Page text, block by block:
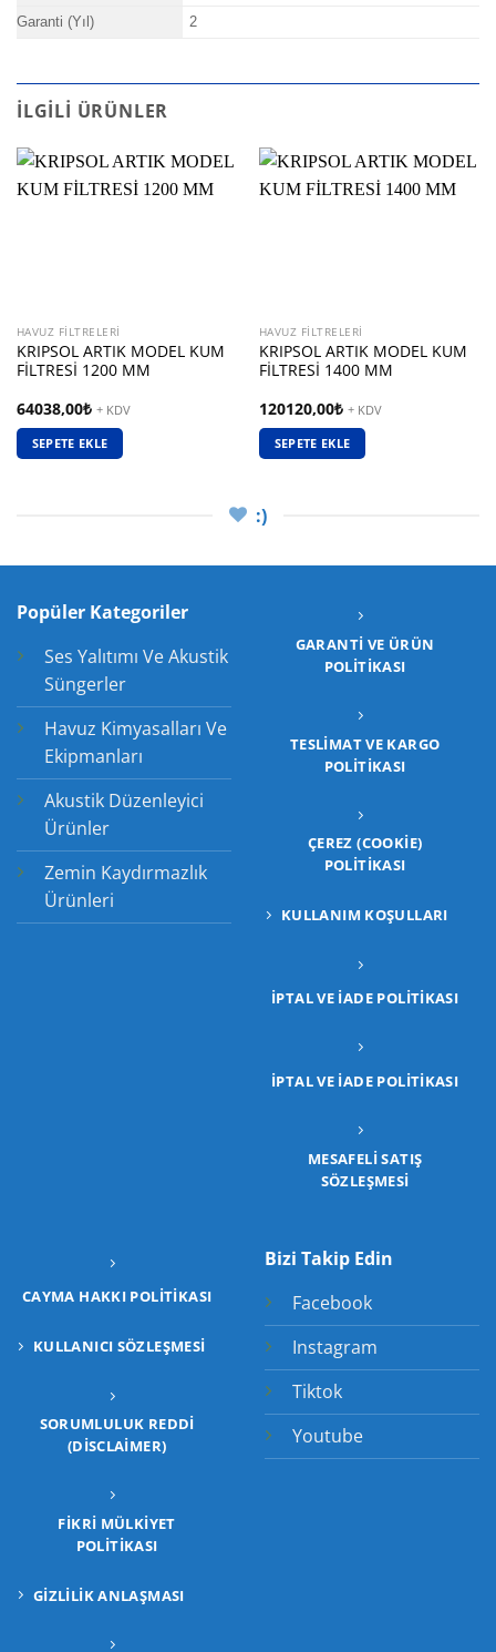
Garanti (Yıl) 2
İLGILI ÜRÜNLER
HAVUZ FILTRELERI
KRIPSOL ARTIK MODEL KUM
FİLTRESİ 1200 MM
64038,00₺ + KDV
SEPETE EKLE
HAVUZ FILTRELERI
KRIPSOL ARTIK MODEL KUM
FİLTRESİ 1400 MM
120120,00₺ + KDV
SEPETE EKLE
:)
Popüler Kategoriler
Ses Yalıtımı Ve Akustik
Süngerler
Havuz Kimyasalları Ve
Ekipmanları
Akustik Düzenleyici
Ürünler
Zemin Kaydırmazlık
Ürünleri
GARANTI VE ÜRÜN
POLITIKASI
TESLIMAT VE KARGO
POLITIKASI
ÇEREZ (COOKIE)
POLITIKASI
KULLANIM KOŞULLARI
İPTAL VE İADE POLITIKASI
İPTAL VE İADE POLITIKASI
MESAFELİ SATIŞ
SÖZLEŞMESİ
CAYMA HAKKI POLITIKASI
KULLANICI SÖZLEŞMESI
SORUMLULUK REDDI
(DISCLAIMER)
FIKRI MÜLKIYET
POLITIKASI
GIZLILIK ANLAŞMASI
Bizi Takip Edin
Facebook
Instagram
Tiktok
Youtube